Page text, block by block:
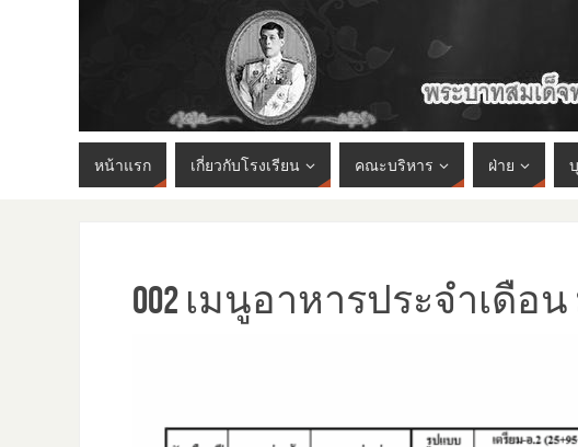
หน้าแรก เกี่ยวกับโรงเรียน คณะบริหาร ฝ่าย
002 เมนูอาหารประจำเดือน